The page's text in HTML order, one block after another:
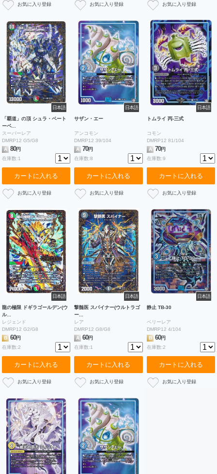
日本語
「覇道」の頂 シュラ・ベート
ーベ...
スーパーレア
DMRP12 G5/G8
A
80円
在庫数:1
カートに入れる
日本語
サザン・エー
アンコモン
DMRP12 39/104
A
70円
在庫数:8
カートに入れる
日本語
トムライ 丙-三式
コモン
DMRP12 81/104
A 70円
在庫数:9
カートに入れる
日本語
龍の極限 ドギラゴールデン(ウ
ル...
レジェンド
DMRP12 G2/G8
B
60円
在庫数:2
カートに入れる
日本語
撃髄医 スパイナー(ウルトラゴ
ー...
レア
DMRP12 G8/G8
A
60円
在庫数:1
カートに入れる
日本語
静止 TB-30
ベリーレア
DMRP12 4/104
B 60円
在庫数:2
カートに入れる